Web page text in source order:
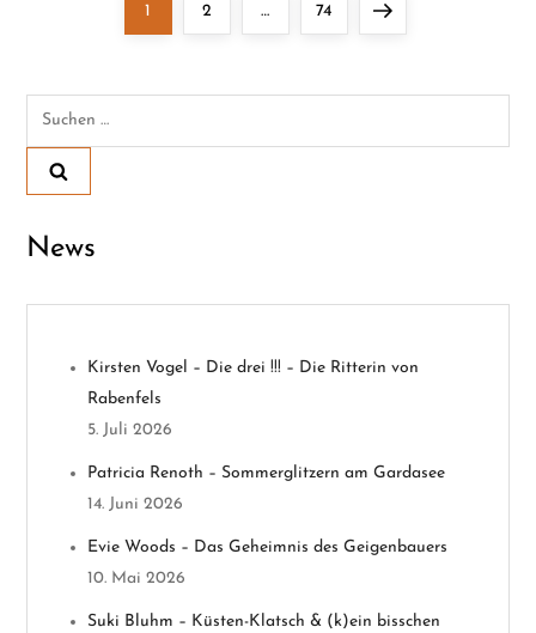
Page
1 Page
2 … Page
74 Next
Suchen
News
Kirsten Vogel – Die drei !!! – Die Ritterin von
Rabenfels
5. Juli 2026
Patricia Renoth – Sommerglitzern am Gardasee
14. Juni 2026
Evie Woods – Das Geheimnis des Geigenbauers
10. Mai 2026
Suki Bluhm – Küsten-Klatsch & (k)ein bisschen